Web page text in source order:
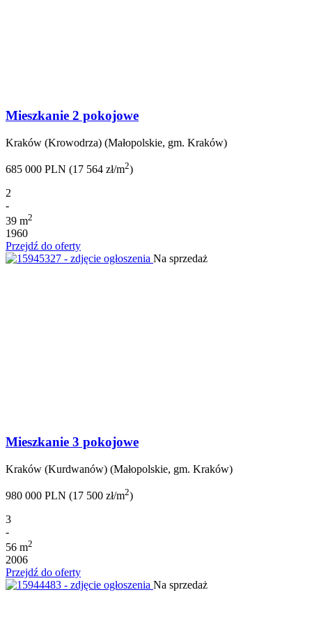
Mieszkanie 2 pokojowe
Kraków (Krowodrza) (Małopolskie, gm. Kraków)
685 000 PLN (17 564 zł/m2)
2
-
39 m2
1960
Przejdź do oferty
Na sprzedaż
Mieszkanie 3 pokojowe
Kraków (Kurdwanów) (Małopolskie, gm. Kraków)
980 000 PLN (17 500 zł/m2)
3
-
56 m2
2006
Przejdź do oferty
Na sprzedaż